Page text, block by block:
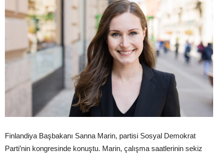
Finlandiya Başbakanı Sanna Marin, partisi Sosyal Demokrat
Parti’nin kongresinde konuştu. Marin, çalışma saatlerinin sekiz